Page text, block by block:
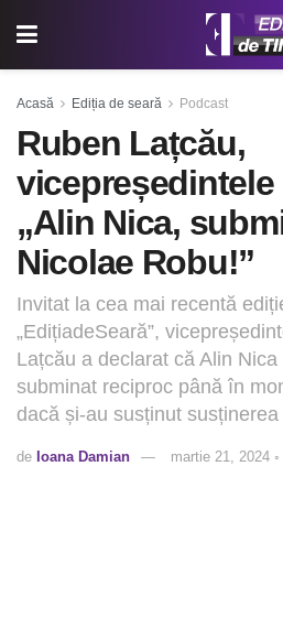
Acasă Ediția de seară Podcast
Ruben Lațcău,
vicepreședintele
„Alin Nica,
Nicolae Robu!”
Invitat la cea mai recentă
„EdițiadeSeară”,
Lațcău a declarat că Alin
subminat reciproc până în
dacă și-au susținut
de Ioana Damian martie 21, 2024